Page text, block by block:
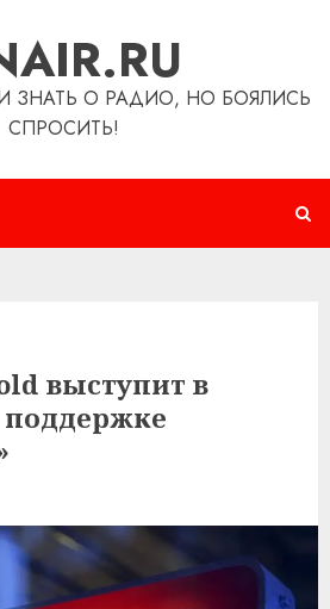
ЗНАТЬ О РАДИО, НО БОЯЛИСЬ
СПРОСИТЬ!
выступит в